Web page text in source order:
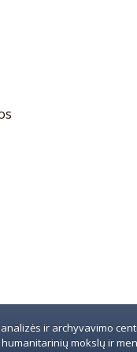
ir archyvavimo
mokslų ir